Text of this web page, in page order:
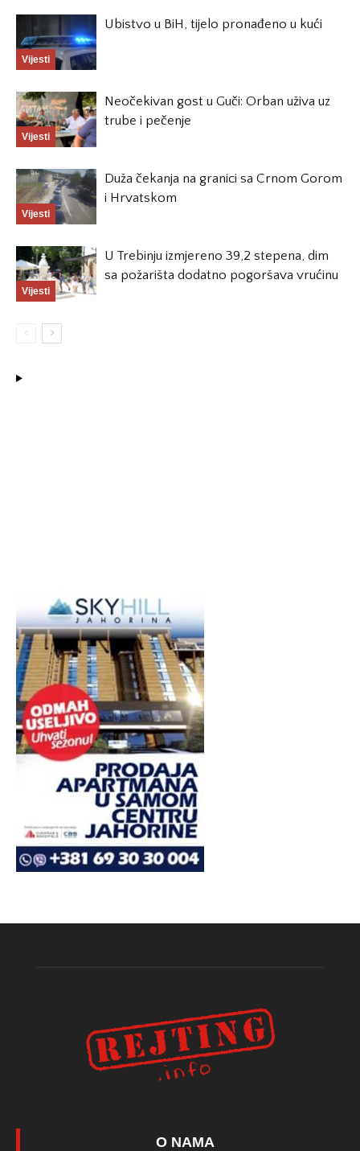
Vijesti
Ubistvo u BiH, tijelo pronađeno u kući
Vijesti
Neočekivan gost u Guči: Orban uživa uz
trube i pečenje
Vijesti
Duža čekanja na granici sa Crnom Gorom
i Hrvatskom
Vijesti
U Trebinju izmjereno 39,2 stepena, dim
sa požarišta dodatno pogoršava vrućinu
O NAMA